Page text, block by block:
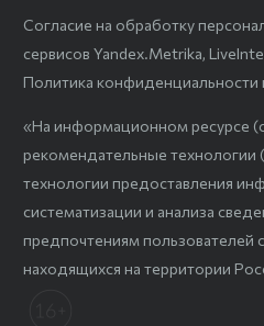
Согласие на обработку
сервисов Yandex.Metrika,
Политика
«На информационном ресурсе
рекомендательные
технологии предоставления
систематизации и анализа
предпочтениям пользователей
находящихся на территории